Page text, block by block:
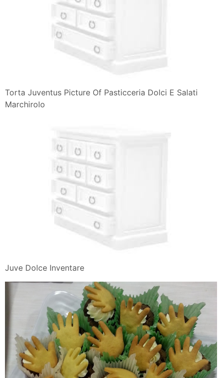
Torta Juventus Picture Of Pasticceria Dolci E Salati
Marchirolo
Juve Dolce Inventare